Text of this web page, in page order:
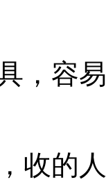
，容
收的